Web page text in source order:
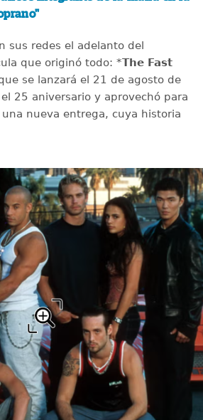
sus redes el adelanto del
que originó todo: *The Fast
se lanzará el 21 de agosto de
25 aniversario y aprovechó para
nueva entrega, cuya historia